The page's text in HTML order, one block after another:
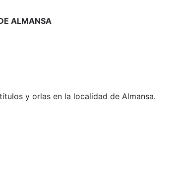
ALMANSA
y orlas en la localidad de Almansa.